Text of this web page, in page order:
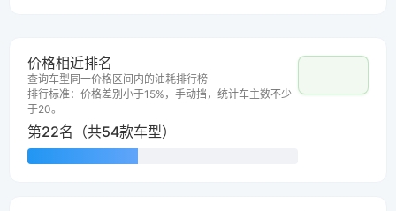
价格相近排名
查询车型同一价格区间内的油耗排行榜
排行标准：价格差别小于15%，手动挡，统计车主数不少
于20。
第22名（共54款车型）